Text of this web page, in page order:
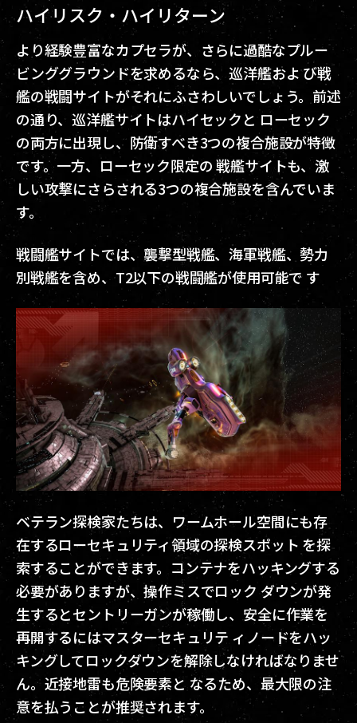
ハイリスク・ハイリターン
より経験豊富なカプセラが、さらに過酷なプルー
ビンググラウンドを求めるなら、巡洋艦およ び戦
艦の戦闘サイトがそれにふさわしいでしょう。前述
の通り、巡洋艦サイトはハイセックと ローセック
の両方に出現し、防衛すべき3つの複合施設が特徴
です。一方、ローセック限定の 戦艦サイトも、激
しい攻撃にさらされる3つの複合施設を含んでいま
す。
戦闘艦サイトでは、襲撃型戦艦、海軍戦艦、勢力
別戦艦を含め、T2以下の戦闘艦が使用可能で す
ベテラン探検家たちは、ワームホール空間にも存
在するローセキュリティ領域の探検スポット を探
索することができます。コンテナをハッキングする
必要がありますが、操作ミスでロック ダウンが発
生するとセントリーガンが稼働し、安全に作業を
再開するにはマスターセキュリテ ィノードをハッ
キングしてロックダウンを解除しなければなりませ
ん。近接地雷も危険要素と なるため、最大限の注
意を払うことが推奨されます。